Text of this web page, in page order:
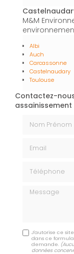
M&M
Albi
Auch
Carcassonne
Castelnaudary
Toulouse
Contactez-
Message
J'autorise ce
dans ce
demande.
données